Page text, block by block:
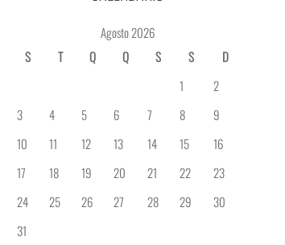
Agosto 2026
S
T Q Q S S
D
1
2
3
4 5 6 7 8
9
10
11 12 13 14 15
16
17
18 19 20 21 22
23
24
25 26 27 28 29
30
31